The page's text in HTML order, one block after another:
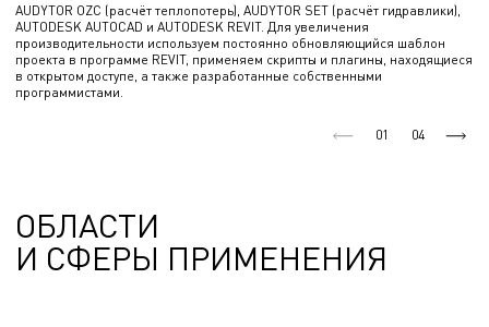
AUDYTOR OZC (расчёт теплопотерь), AUDYTOR SET (расчёт гидравлики),
AUTODESK AUTOCAD и AUTODESK REVIT. Для увеличения
производительности используем постоянно обновляющийся шаблон
проекта в программе REVIT, применяем скрипты и плагины, находящиеся
в открытом доступе, а также разработанные собственными
программистами.
01 04
ОБЛАСТИ
И СФЕРЫ ПРИМЕНЕНИЯ